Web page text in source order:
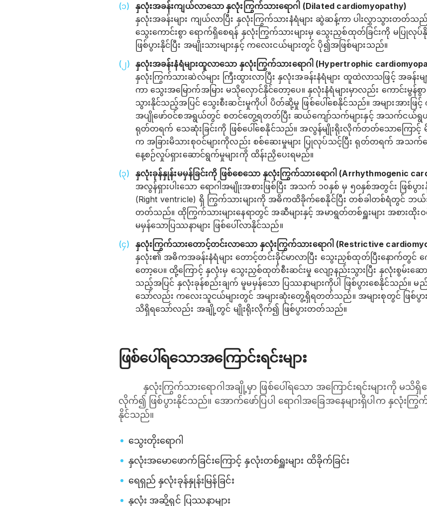
နှလုံးအခန်းကျယ်လာသော နှလုံးကြွက်သားရောဂါ (Dilated cardiomyopathy)
နှလုံးအခန်းများ ကျယ်လာပြီး နှလုံးကြွက်သားနံရံများ ဆွဲဆန့်ကာ ပါးလွှာသွားတတ်
သွေးကောင်းစွာ ရောက်ရှိစေရန် နှလုံးကြွက်သားများမှ သွေးညှစ်ထုတ်ခြင်းကို မပြု
ဖြစ်ပွားနိုင်ပြီး အမျိုးသားများနှင့် ကလေးငယ်များတွင် ပို၍အဖြစ်များသည်။
နှလုံးအခန်းနံရံများထူလာသော နှလုံးကြွက်သားရောဂါ (Hypertrophic
နှလုံးကြွက်သားဆဲလ်များ ကြီးထွားလာပြီး နှလုံးအခန်းနံရံများ ထူထဲလာသဖြင့် အခန်
ကာ သွေးအမြောက်အမြား မသိုလှောင်နိုင်တော့ပေ။ နှလုံးနံရံများမှာလည်း ကောင်းမွန်စွ
သွားနိုင်သည့်အပြင် သွေးစီးဆင်းမှုကိုပါ ပိတ်ဆို့မှု ဖြစ်ပေါ်စေနိုင်သည်။ အများအားဖြ
အပျိုဖော်ဝင်စအရွယ်တွင် စတင်တွေ့ရတတ်ပြီး ဆယ်ကျော်သက်များနှင့် အသက်ငယ်ရွယ်သ
ရုတ်တရက် သေဆုံးခြင်းကို ဖြစ်ပေါ်စေနိုင်သည်။ အလွန်မျိုးရိုးလိုက်တတ်သောကြောင့် မိ
က အခြားမိသားစုဝင်များကိုလည်း စစ်ဆေးမှုများ ပြုလုပ်သင့်ပြီး ရုတ်တရက် အသက်သ
နေ့စဉ်လှုပ်ရှားဆောင်ရွက်မှုများကို ထိန်းညှိပေးရမည်။
နှလုံးခုန်နှုန်းမမှန်ခြင်းကို ဖြစ်စေသော နှလုံးကြွက်သားရောဂါ (Arrhythmogenic
အလွန်ရှားပါးသော ရောဂါအမျိုးအစားဖြစ်ပြီး အသက် ၁၀နှစ် မှ ၅၀နှစ်အတွင်း ဖြ
(Right ventricle) ရှိ ကြွက်သားများကို အဓိကထိခိုက်စေနိုင်ပြီး တစ်ခါတစ်ရံတွ
တတ်သည်။ ထိုကြွက်သားများနေရာတွင် အဆီများနှင့် အမာရွတ်တစ်ရှူးများ အစားထိုး
မမှန်သောပြဿနာများ ဖြစ်ပေါ်လာနိုင်သည်။
နှလုံးကြွက်သားတောင့်တင်းလာသော နှလုံးကြွက်သားရောဂါ (Restrictive
နှလုံး၏ အဓိကအခန်းနံရံများ တောင့်တင်းခိုင်မာလာပြီး သွေးညှစ်ထုတ်ပြီးနောက်တွင် ကေ
တော့ပေ။ ထို့ကြောင့် နှလုံးမှ သွေးညှစ်ထုတ်စီးဆင်းမှု လျော့နည်းသွားပြီး နှလုံးစွမ်းဆော
သည့်အပြင် နှလုံးခုန်စည်းချက် မူမမှန်သော ပြဿနာများကိုပါ ဖြစ်ပွားစေနိုင်သ
သော်လည်း ကလေးသူငယ်များတွင် အများဆုံးတွေ့ရှိရတတ်သည်။ အများစုတွင် ဖြစ်ပွာ
သိရှိရသော်လည်း အချို့တွင် မျိုးရိုးလိုက်၍ ဖြစ်ပွားတတ်သည်။
ဖြစ်ပေါ်ရသောအကြောင်းရင်းများ
နှလုံးကြွက်သားရောဂါအချို့မှာ ဖြစ်ပေါ်ရသော အကြောင်းရင်းများကို မသိ
လိုက်၍ ဖြစ်ပွားနိုင်သည်။ အောက်ဖော်ပြပါ ရောဂါအခြေအနေများရှိပါက နှလုံးကြွက်သ
နိုင်သည်။
သွေးတိုးရောဂါ
နှလုံးအမောဖောက်ခြင်းကြောင့် နှလုံးတစ်ရှူးများ ထိခိုက်ခြင်း
ရေရှည် နှလုံးခုန်နှုန်းမြန်ခြင်း
နှလုံး အဆို့ရှင် ပြဿနာများ